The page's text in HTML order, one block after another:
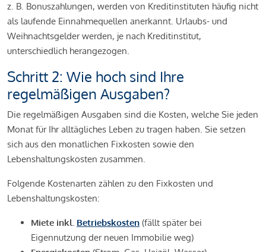
z. B. Bonuszahlungen, werden von Kreditinstituten häufig nicht
als laufende Einnahmequellen anerkannt. Urlaubs- und
Weihnachtsgelder werden, je nach Kreditinstitut,
unterschiedlich herangezogen.
Schritt 2: Wie hoch sind Ihre
regelmäßigen Ausgaben?
Die regelmäßigen Ausgaben sind die Kosten, welche Sie jeden
Monat für Ihr alltägliches Leben zu tragen haben. Sie setzen
sich aus den monatlichen Fixkosten sowie den
Lebenshaltungskosten zusammen.
Folgende Kostenarten zählen zu den Fixkosten und
Lebenshaltungskosten:
Miete inkl. Betriebskosten (fällt später bei
Eigennutzung der neuen Immobilie weg)